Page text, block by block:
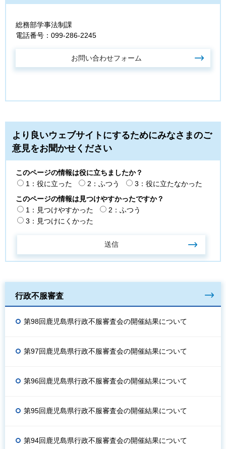
総務部学事法制課
電話番号：099-286-2245
より良いウェブサイトにするためにみなさまのご
意見をお聞かせください
このページの情報は役に立ちましたか？
1：役に立った
2：ふつう
3：役に立たなかった
このページの情報は見つけやすかったですか？
1：見つけやすかった
2：ふつう
3：見つけにくかった
行政不服審査
第98回鹿児島県行政不服審査会の開催結果について
第97回鹿児島県行政不服審査会の開催結果について
第96回鹿児島県行政不服審査会の開催結果について
第95回鹿児島県行政不服審査会の開催結果について
第94回鹿児島県行政不服審査会の開催結果について